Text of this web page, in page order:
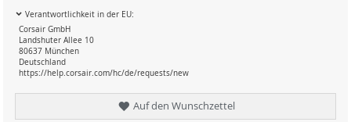
Verantwortlichkeit in der EU:
Corsair GmbH
Landshuter Allee 10
80637 München
Deutschland
https://help.corsair.com/hc/de/requests/new
Auf den Wunschzettel